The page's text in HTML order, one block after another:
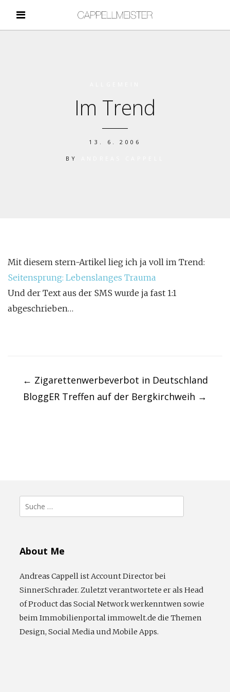
Im Trend
13. 6. 2006
BY
Mit diesem stern-Artikel lieg ich ja voll im Trend:
Seitensprung: Lebenslanges Trauma
Und der Text aus der SMS wurde ja fast 1:1
abgeschrieben…
navigation
← Zigarettenwerbeverbot in Deutschland
BloggER Treffen auf der Bergkirchweih →
Suche
nach:
About Me
Andreas Cappell ist Account Director bei
SinnerSchrader. Zuletzt verantwortete er als Head
of Product das Social Network werkenntwen sowie
beim Immobilienportal immowelt.de die Themen
Design, Social Media und Mobile Apps.